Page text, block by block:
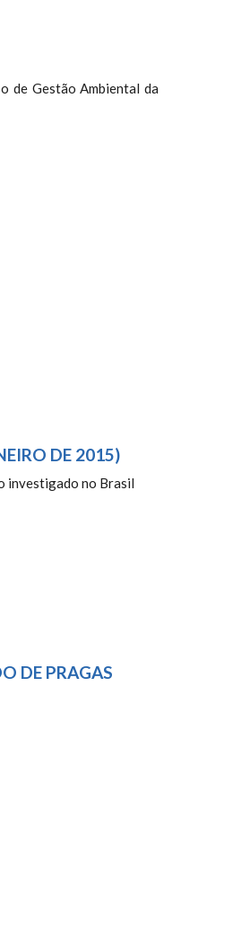
de Gestão Ambiental da
DE 2015)
investigado no Brasil
DE PRAGAS
2014